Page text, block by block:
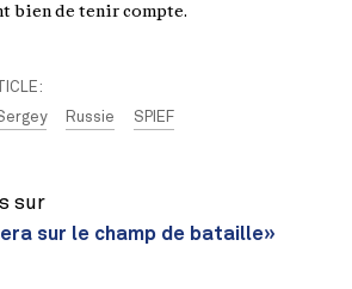
bien de tenir compte.
Russie SPIEF
sur
sur le champ de bataille»